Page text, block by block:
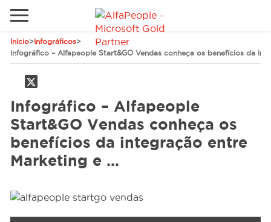
Início>Infográficos>
Infográfico – Alfapeople Start&GO Vendas conheça os benefícios da
Infográfico – Alfapeople
Start&GO Vendas conheça os
benefícios da integração entre
Marketing e …
Soluções
Telefone
Sites Internacionais
Dinamarca
Estados Unidos
Oriente Médio